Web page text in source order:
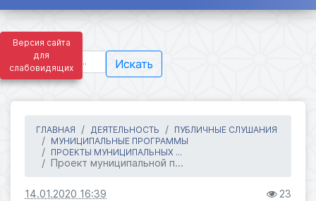
Версия сайта
для
слабовидящих
Искать
ГЛАВНАЯ ДЕЯТЕЛЬНОСТЬ
ПУБЛИЧНЫЕ СЛУШАНИЯ
МУНИЦИПАЛЬНЫЕ ПРОГРАММЫ
ПРОЕКТЫ МУНИЦИПАЛЬНЫХ ...
Проект муниципальной п...
14.01.2020 16:39 23